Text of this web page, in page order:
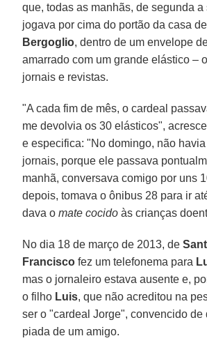
que, todas as manhãs, de segunda
jogava por cima do portão da casa
Bergoglio, dentro de um envelope
amarrado com um grande elástico –
jornais e revistas.
"A cada fim de mês, o cardeal
me devolvia os 30 elásticos",
e especifica: "No domingo, não
jornais, porque ele passava
manhã, conversava comigo por uns
depois, tomava o ônibus 28 para ir
dava omate cocido às crianças
No dia 18 de março de 2013, de
Francisco fez um telefonema para
mas o jornaleiro estava ausente e,
o filho Luis, que não acreditou na
ser o "cardeal Jorge", convencido de
piada de um amigo.